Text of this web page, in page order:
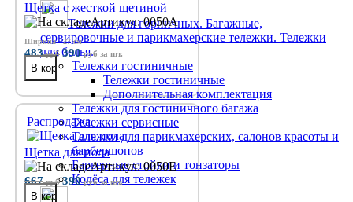
Тележки для горничных. Багажные,
сервировочные и парикмахерские тележки. Тележки
для белья.
Тележки гостиничные
Тележки гостиничные
Дополнительная комплектация
Тележки для гостиничного багажа
Тележки сервисные
Тележки для парикмахерских, салонов красоты и
барбершопов
Барьерные стойки и тонзаторы
Колёса для тележек
Щетка с жесткой щетиной
Артикул: 0050А
Ширина - 27 см
483руб 390руб за шт.
Распродажа
Щетка для пола
Артикул: 0050E
667руб 390рубза шт.